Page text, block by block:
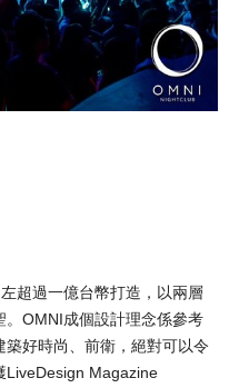
超過一億台幣打造，以兩層
OMNI成個設計理念係參考
好時尚、前衛，絕對可以令
LiveDesign Magazine